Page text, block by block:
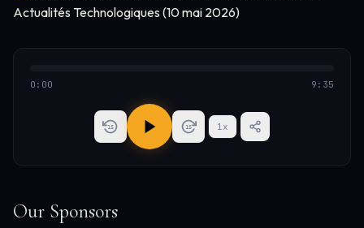
0:00 9:35
15 15 1x
Our Sponsors